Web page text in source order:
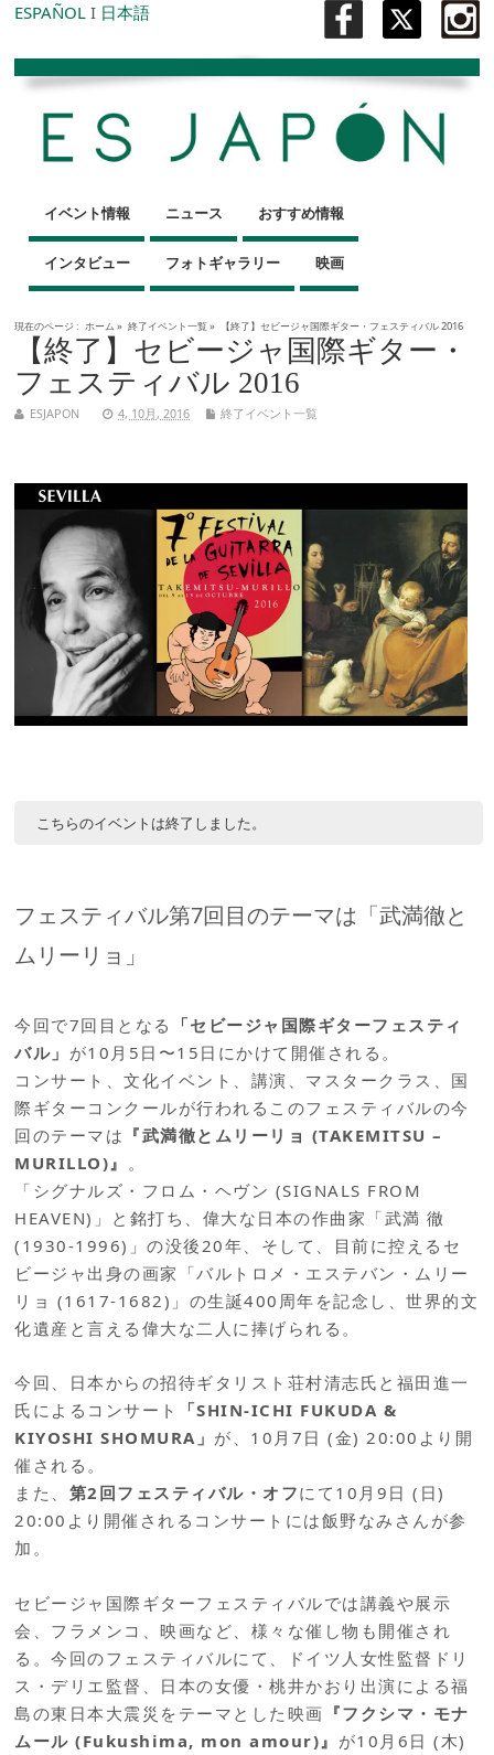
ESPAÑOL I 日本語
イベント情報 ニュース おすすめ情報
インタビュー フォトギャラリー 映画
現在のページ : ホーム » 終了イベント一覧» 【終了】セビージャ国際ギター・フェスティバル 2016
【終了】セビージャ国際ギター・
フェスティバル 2016
ESJAPON 4, 10月, 2016 終了イベント一覧
こちらのイベントは終了しました。
フェスティバル第7回目のテーマは「武満徹と
ムリーリョ」
今回で7回目となる
「セビージャ国際ギターフェスティ
バル」 が10月5日〜15日にかけて開催される。
コンサート、文化イベント、講演、マスタークラス、国
際ギターコンクールが行われるこのフェスティバルの今
回のテーマは 『武満徹とムリーリョ (TAKEMITSU –
MURILLO)』 。
「シグナルズ・フロム・ヘヴン (SIGNALS FROM
HEAVEN)」と銘打ち、偉大な日本の作曲家「武満 徹
(1930-1996)」の没後20年、そして、目前に控えるセ
ビージャ出身の画家「バルトロメ・エステバン・ムリー
リョ (1617-1682)」の生誕400周年を記念し、世界的文
化遺産と言える偉大な二人に捧げられる。
今回、日本からの招待ギタリスト荘村清志氏と福田進一
氏によるコンサート
「SHIN-ICHI FUKUDA &
KIYOSHI SHOMURA」 が、10月7日 (金) 20:00より開
催される。
また、 第2回フェスティバル・オフにて10月9日 (日)
20:00より開催されるコンサートには飯野なみさんが参
加。
セビージャ国際ギターフェスティバルでは講義や展示
会、フラメンコ、映画など、様々な催し物も開催され
る。今回のフェスティバルにて、ドイツ人女性監督ドリ
ス・デリエ監督、日本の女優・桃井かおり出演による福
島の東日本大震災をテーマとした映画 『フクシマ・モナ
ムール (Fukushima, mon amour)』 が10月6日 (木)